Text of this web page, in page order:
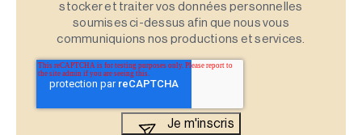
stocker et traiter vos données personnelles
soumises ci-dessus afin que nous vous
communiquions nos productions et services.